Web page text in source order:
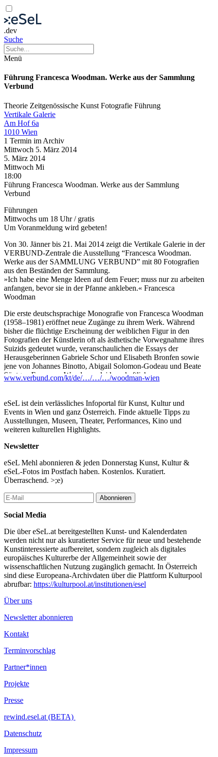
.dev
Suche
Menü
Führung Francesca Woodman. Werke aus der Sammlung
Verbund
Theorie Zeitgenössische Kunst Fotografie Führung
Vertikale Galerie
Am Hof 6a
1010 Wien
1 Termin im Archiv
Mittwoch 5. März 2014
5. März 2014
Mittwoch Mi
18:00
Führung Francesca Woodman. Werke aus der Sammlung
Verbund
Führungen
Mittwochs um 18 Uhr / gratis
Um Voranmeldung wird gebeten!
Von 30. Jänner bis 21. Mai 2014 zeigt die Vertikale Galerie in der
VERBUND-Zentrale die Ausstellung “Francesca Woodman.
Werke aus der SAMMLUNG VERBUND” mit 80 Fotografien
aus den Beständen der Sammlung.
»Ich habe eine Menge Ideen auf dem Feuer; muss nur zu arbeiten
anfangen, bevor sie in der Pfanne ankleben.« Francesca
Woodman
Die erste deutschsprachige Monografie von Francesca Woodman
(1958–1981) eröffnet neue Zugänge zu ihrem Werk. Während
bisher die flüchtige Erscheinung der weiblichen Figur in den
Fotografien der Künstlerin oft als ästhetische Vorwegnahme ihres
Suizids gedeutet wurde, veranschaulichen die Essays der
Herausgeberinnen Gabriele Schor und Elisabeth Bronfen sowie
jene von Johannes Binotto, Abigail Solomon-Godeau und Beate
Söntgen Francesca Woodmans leidenschaftliche
Selbstinszenierung in der Tradition des tableau vivant. Untersucht
Requisiten (Spiegel, Handschuh, Tapete etc.) und ihre
Inszenierung im Raum, wo die Gesetze der Geometrie nicht mehr
zu gelten scheinen. Die 79 Fotografien der SAMMLUNG
VERBUND sind erstmals in Originalgröße zu sehen. Abgerundet
wird die Publikation durch einen persönlichen Text von
Woodmans Freundin Betsy Berne und die erste umfassende,
Die SAMMLUNG VERBUND wurde 2004 in Wien gegründet
und setzt zeitgenössische Kunst seit den 1970er-Jahren in Dialog
Woodman besitzt die Sammlung, abgesehen vom Nachlass in
New York, den größten Bestand ihrer Arbeiten.
www.verbund.com/kt/de/…/…/…/woodman-wien
eSeL ist dein verlässliches Infoportal für Kunst, Kultur und
Events in Wien und ganz Österreich. Finde aktuelle Tipps zu
Ausstellungen, Museen, Theater, Performances, Kino und
weiteren kulturellen Highlights.
Newsletter
eSeL Mehl abonnieren & jeden Donnerstag Kunst, Kultur &
eSeL-Fotos im Postfach haben. Kostenlos. Kuratiert.
Überraschend. >;e)
Abonnieren
Social Media
Die über eSeL.at bereitgestellten Kunst- und Kalenderdaten
werden nicht nur als kuratierter Service für neue und bestehende
Kunstinteressierte aufbereitet, sondern zugleich als digitales
europäisches Kulturerbe der Allgemeinheit sowie der
wissenschaftlichen Nutzung zugänglich gemacht. In Österreich
sind diese Europeana-Archivdaten über die Plattform Kulturpool
abrufbar: https://kulturpool.at/institutionen/esel
Über uns
Newsletter abonnieren
Kontakt
Terminvorschlag
Partner*innen
Projekte
Presse
rewind.esel.at (BETA)
Datenschutz
Impressum